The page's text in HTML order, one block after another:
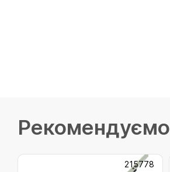
Рекомендуємо
215778